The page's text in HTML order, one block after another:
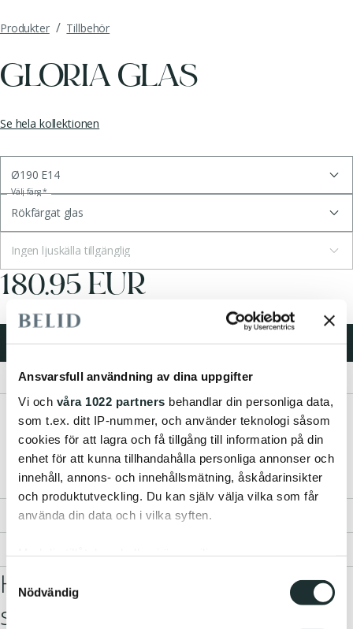
Ansvarsfull användning av dina uppgifter
Vi och våra 1022 partners behandlar din personliga data,
som t.ex. ditt IP-nummer, och använder teknologi såsom
cookies för att lagra och få tillgång till information på din
enhet för att kunna tillhandahålla personliga annonser och
innehåll, annons- och innehållsmätning, åskådarinsikter
och produktutveckling. Du kan själv välja vilka som får
använda din data och i vilka syften.
som kan ha en noggrannhet på upp till flera meter
Nödvändig
Produkter / Tillbehör
GLORIA GLAS
Se hela kollektionen
Ø190 E14
Välj färg*
Rökfärgat glas
Ingen ljuskälla tillgänglig
180.95 EUR
LÄGG I KUNDVAGN
Produktbeskrivning
Lyft ditt hem med denna eleganta, handblåsta glasskärm med en diameter
på 19 cm för Gloria upphäng E14. Perfekt för kök, vardagsrum eller
sovrum. Observera: glasskärm och upphäng säljs separat.
Mått
Hitta rätt upphäng till din glas
skärm